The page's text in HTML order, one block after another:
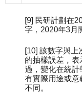
[9] 民研計劃在
字，2020年3月
[10] 該數字與
的抽樣誤差，
過，變化在統
有實際用途或
不同。